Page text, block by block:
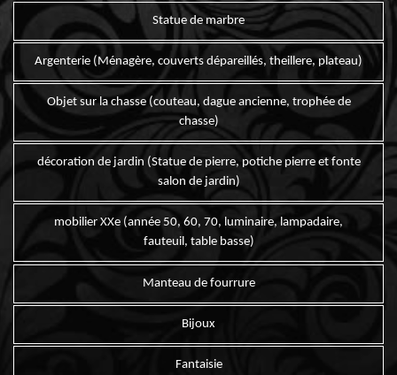
Statue de marbre
Argenterie (Ménagère, couverts dépareillés, theillere, plateau)
Objet sur la chasse (couteau, dague ancienne, trophée de
chasse)
décoration de jardin (Statue de pierre, potiche pierre et fonte
salon de jardin)
mobilier XXe (année 50, 60, 70, luminaire, lampadaire,
fauteuil, table basse)
Manteau de fourrure
Bijoux
Fantaisie